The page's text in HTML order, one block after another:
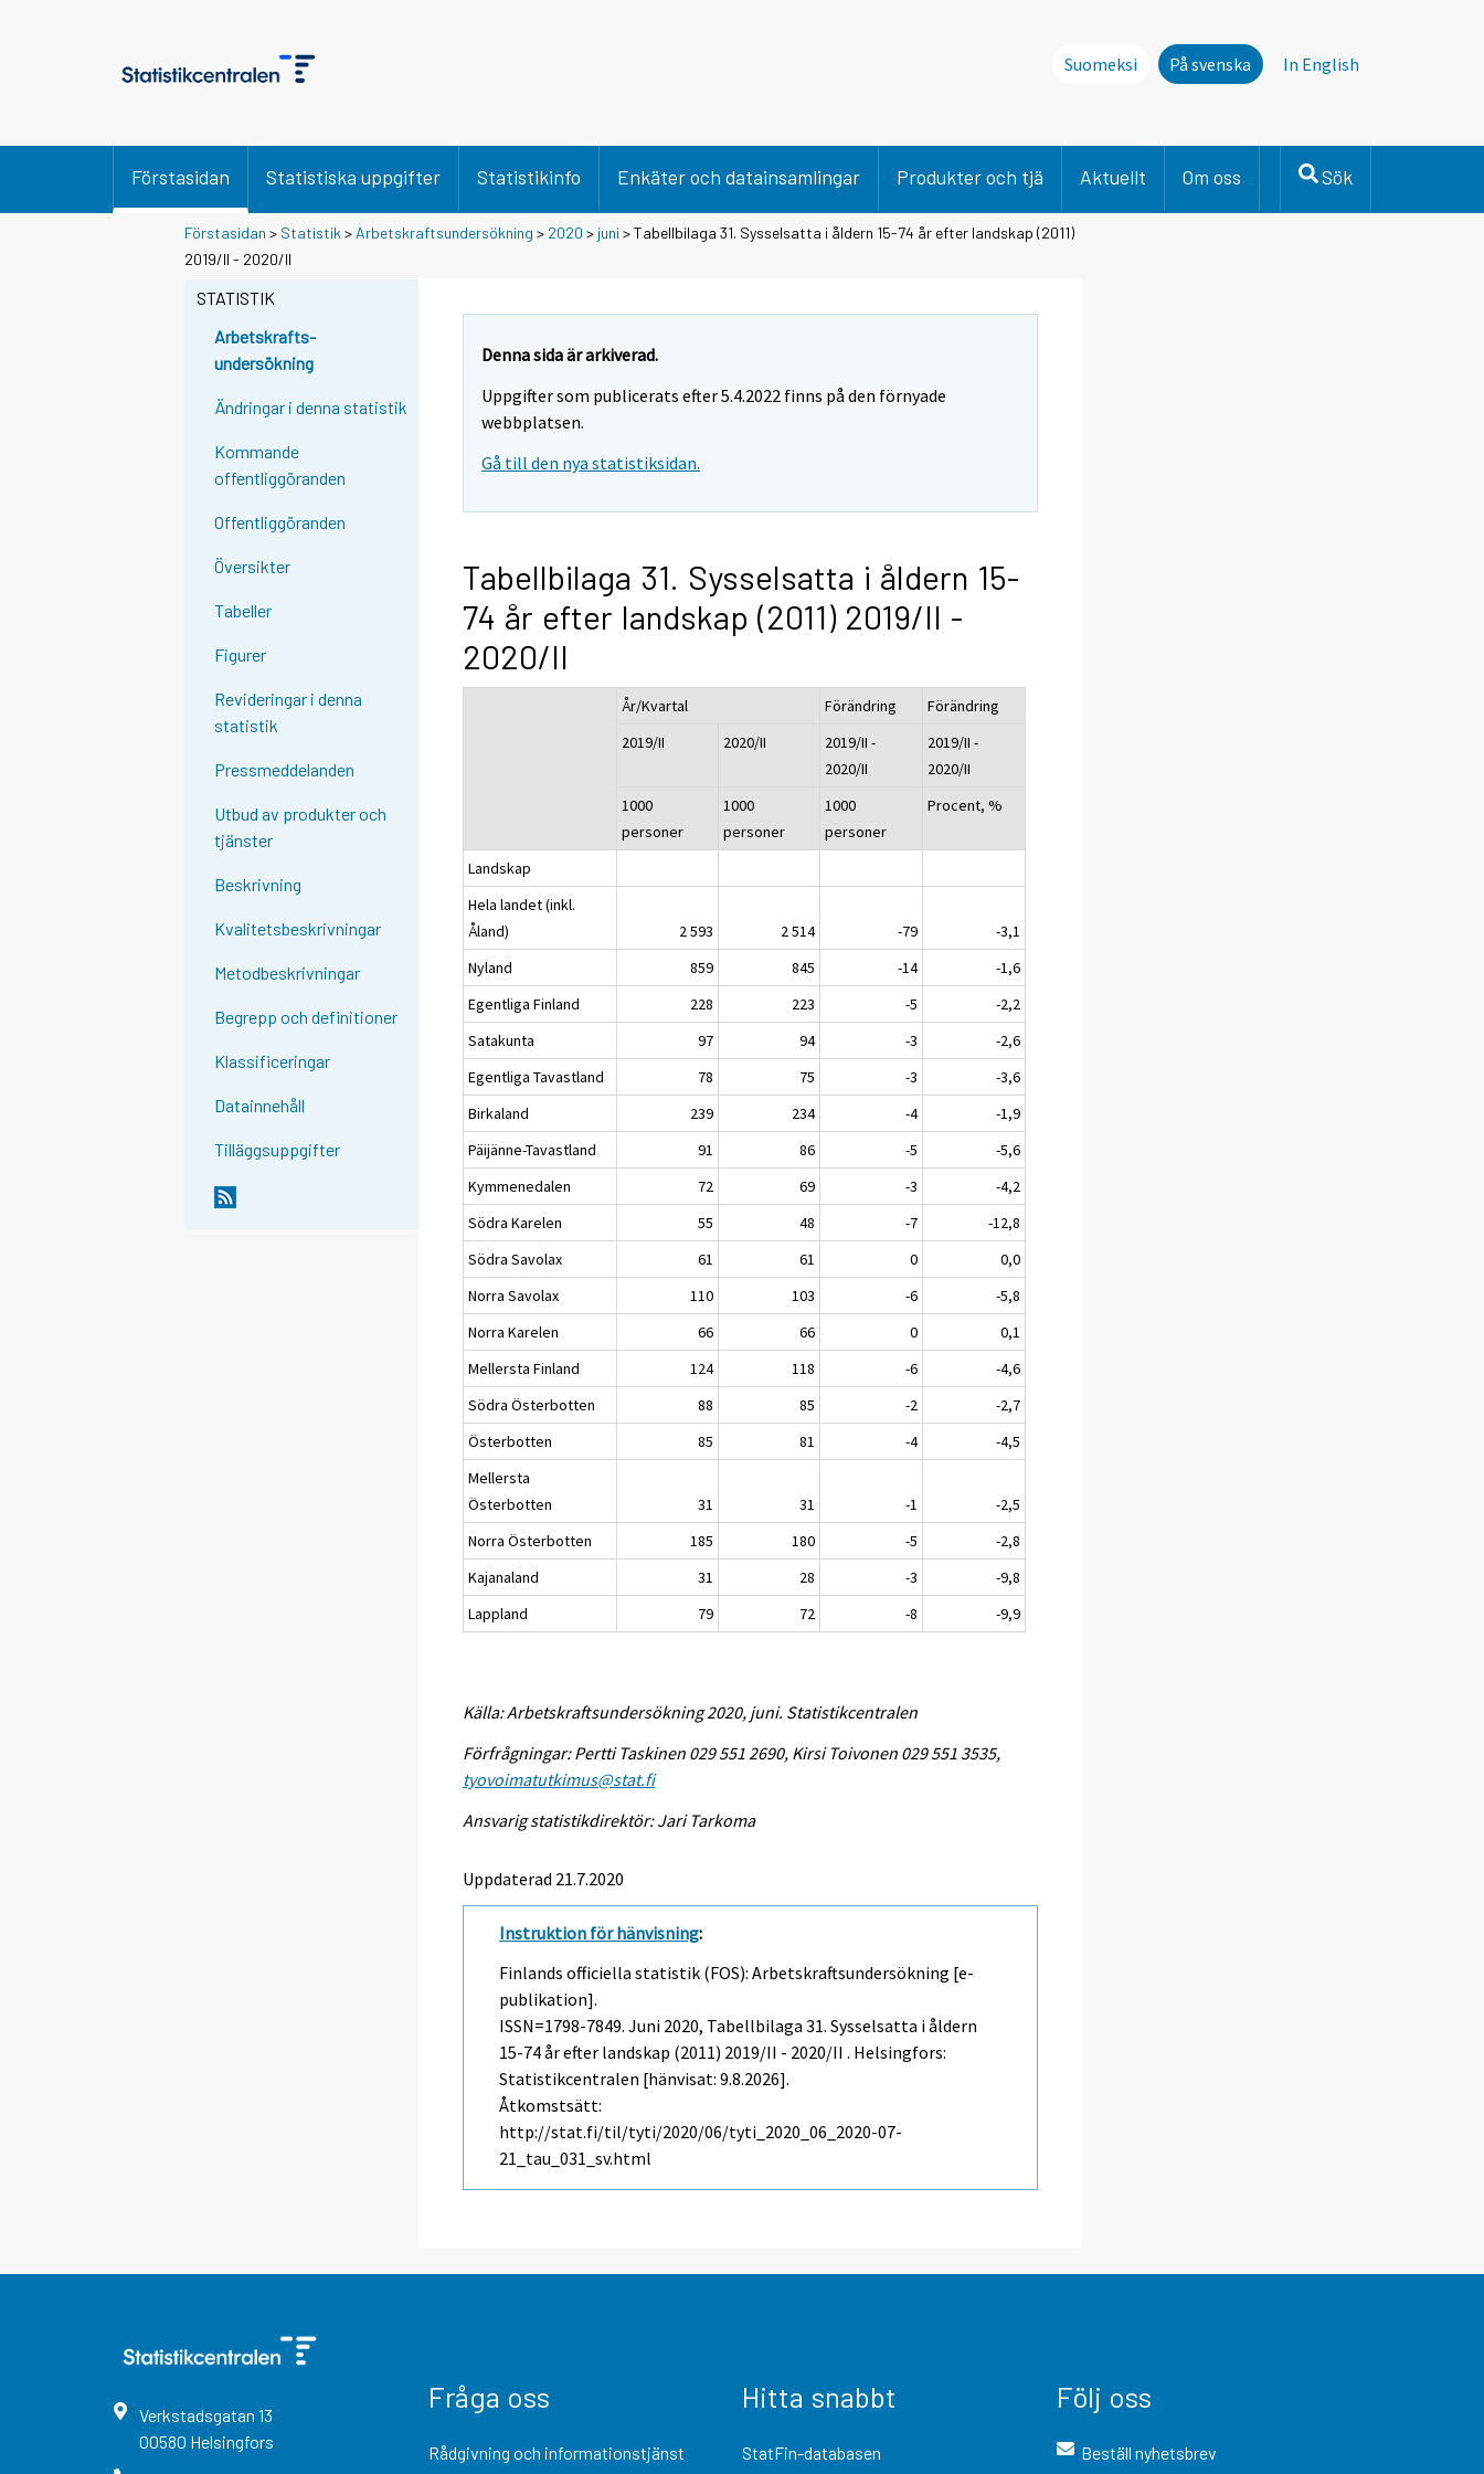
Suomeksi På svenska In English
Förstasidan Statistiska uppgifter Statistikinfo Enkäter och datainsamlingar Produkter och tjä Aktuellt Om oss Sök
Förstasidan > Statistik > Arbetskraftsundersökning > 2020 > juni > Tabellbilaga 31. Sysselsatta i åldern 15-74 år efter landskap (2011)
2019/II - 2020/II
STATISTIK
Arbetskrafts-
undersökning
Ändringar i denna statistik
Kommande
offentliggöranden
Offentliggöranden
Översikter
Tabeller
Figurer
Revideringar i denna
statistik
Pressmeddelanden
Utbud av produkter och
tjänster
Beskrivning
Kvalitetsbeskrivningar
Metodbeskrivningar
Begrepp och definitioner
Klassificeringar
Datainnehåll
Tilläggsuppgifter
Denna sida är arkiverad.
Uppgifter som publicerats efter 5.4.2022 finns på den förnyade
webbplatsen.
Gå till den nya statistiksidan.
Tabellbilaga 31. Sysselsatta i åldern 15-
74 år efter landskap (2011) 2019/II -
2020/II
År/Kvartal Förändring
Förändring
2019/II
2020/II
2019/II -
2020/II
2019/II -
2020/II
1000
personer
1000
personer
1000
personer
Procent, %
Landskap
Hela landet (inkl.
Åland)
2 593 2 514 -79
-3,1
Nyland
859 845 -14
-1,6
Egentliga Finland
228 223 -5
-2,2
Satakunta
97 94 -3
-2,6
Egentliga Tavastland
78 75 -3
-3,6
Birkaland
239 234 -4
-1,9
Päijänne-Tavastland
91 86 -5
-5,6
Kymmenedalen
72 69 -3
-4,2
Södra Karelen
55 48 -7
-12,8
Södra Savolax
61 61 0
0,0
Norra Savolax
110 103 -6
-5,8
Norra Karelen
66 66 0
0,1
Mellersta Finland
124 118 -6
-4,6
Södra Österbotten
88 85 -2
-2,7
Österbotten
85 81 -4
-4,5
Mellersta
Österbotten
31 31 -1
-2,5
Norra Österbotten
185 180 -5
-2,8
Kajanaland
31 28 -3
-9,8
Lappland
79 72 -8 -9,9
Källa: Arbetskraftsundersökning 2020, juni. Statistikcentralen
Förfrågningar: Pertti Taskinen 029 551 2690, Kirsi Toivonen 029 551 3535,
tyovoimatutkimus@stat.fi
Ansvarig statistikdirektör: Jari Tarkoma
Uppdaterad 21.7.2020
Instruktion för hänvisning:
Finlands officiella statistik (FOS): Arbetskraftsundersökning [e-
publikation].
ISSN=1798-7849.Juni 2020, Tabellbilaga 31. Sysselsatta i åldern
15-74 år efter landskap (2011) 2019/II - 2020/II . Helsingfors:
Statistikcentralen [hänvisat: 9.8.2026].
Åtkomstsätt:
http://stat.fi/til/tyti/2020/06/tyti_2020_06_2020-07-
21_tau_031_sv.html
Verkstadsgatan 13
00580 Helsingfors
Fråga oss
Rådgivning och informationstjänst
Hitta snabbt
StatFin-databasen
Följ oss
Beställ nyhetsbrev